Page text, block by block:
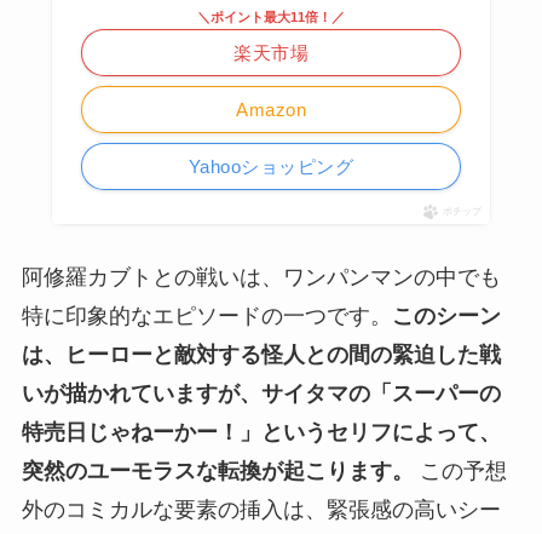
Amazon
＼ポイント最大11倍！／
楽天市場
Yahooショッピング
ポチップ
阿修羅カブトとの戦いは、ワンパンマンの中でも
特に印象的なエピソードの一つです。
このシーン
は、ヒーローと敵対する怪人との間の緊迫した戦
いが描かれていますが、サイタマの「スーパーの
特売日じゃねーかー！」というセリフによって、
突然のユーモラスな転換が起こります。
この予想
外のコミカルな要素の挿入は、緊張感の高いシー